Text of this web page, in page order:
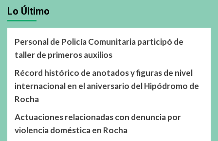
Lo Último
Personal de Policía Comunitaria participó de
taller de primeros auxilios
Récord histórico de anotados y figuras de nivel
internacional en el aniversario del Hipódromo de
Rocha
Actuaciones relacionadas con denuncia por
violencia doméstica en Rocha